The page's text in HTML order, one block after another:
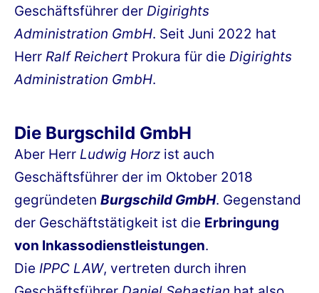
Geschäftsführer der Digirights
Administration GmbH. Seit Juni 2022 hat
Herr Ralf Reichert Prokura für die Digirights
Administration GmbH.
Die Burgschild GmbH
Aber Herr Ludwig Horz ist auch
Geschäftsführer der im Oktober 2018
gegründeten Burgschild GmbH. Gegenstand
der Geschäftstätigkeit ist die Erbringung
von Inkassodienstleistungen.
Die IPPC LAW, vertreten durch ihren